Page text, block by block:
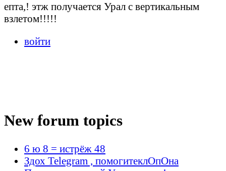
епта,! этж получается Урал с вертикальным
взлетом!!!!!
войти
New forum topics
6 ю 8 = истрёж 48
Здох Telegram , помогитеклОпОна